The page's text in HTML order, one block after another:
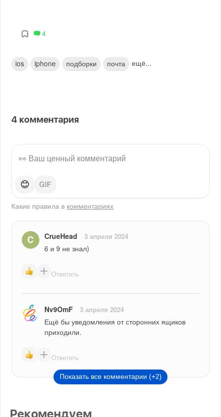
4
ios iphone подборки почта ещё...
4 комментария
😊
Какие правила в комментариях
CrueHead 3 апреля 2024
6 и 9 не знал)
Ответить
Nv9OmF 3 апреля 2024
Ещё бы уведомления от сторонних ящиков
приходили.
Ответить
Показать все комментарии (+2)